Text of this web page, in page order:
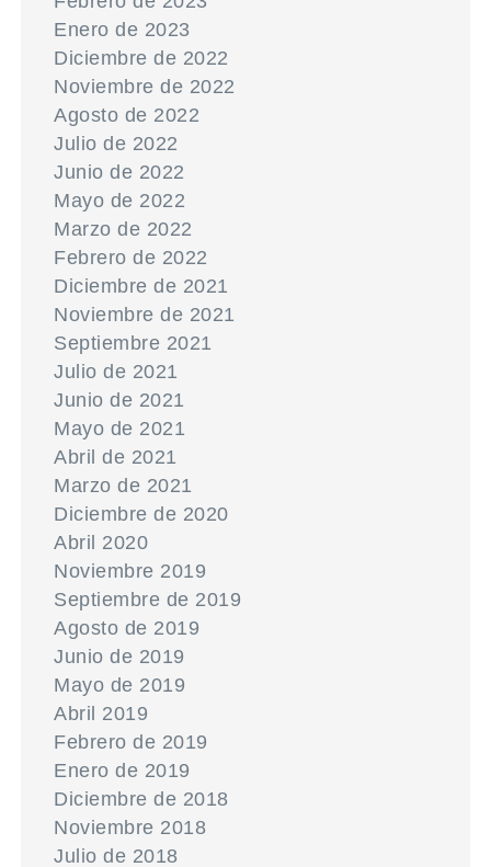
Enero de 2023
Diciembre de 2022
Noviembre de 2022
Agosto de 2022
Julio de 2022
Junio de 2022
Mayo de 2022
Marzo de 2022
Febrero de 2022
Diciembre de 2021
Noviembre de 2021
Septiembre 2021
Julio de 2021
Junio de 2021
Mayo de 2021
Abril de 2021
Marzo de 2021
Diciembre de 2020
Abril 2020
Noviembre 2019
Septiembre de 2019
Agosto de 2019
Junio de 2019
Mayo de 2019
Abril 2019
Febrero de 2019
Enero de 2019
Diciembre de 2018
Noviembre 2018
Julio de 2018